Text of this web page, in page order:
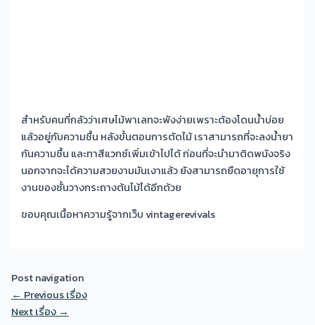
สำหรับคนที่กลัวว่าเศษไม้พาเลทจะพังง่ายเพราะต้องโดนน้ำบ่อย
แล้วอยู่กับความชื้น หลังขั้นตอนการตัดไม้ เราสามารถที่จะลงน้ำยา
กันความชื้น และทาสีแวกซ์เพิ่มเข้าไปได้ ก่อนที่จะนำมาติดพนังจริง
นอกจากจะได้ความสวยงามมันเงาแล้ว ยังสามารถยืดอายุการใช้
งานของชั้นวางกระถางต้นไม้ได้อีกด้วย
ขอบคุณเนื้อหาความรู้จากเว็บ vintagerevivals
Post navigation
← Previous เรื่อง
Next เรื่อง →